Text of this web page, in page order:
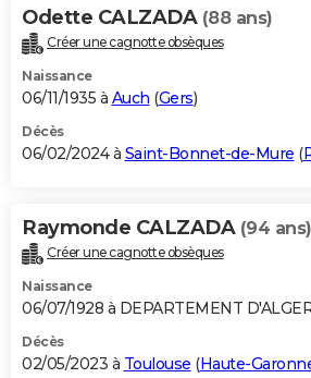
Odette CALZADA (88 ans)
Créer une cagnotte obsèques
Naissance
06/11/1935 à Auch (Gers)
Décès
06/02/2024 à Saint-Bonnet-de-Mure (
Raymonde CALZADA (94 ans)
Créer une cagnotte obsèques
Naissance
06/07/1928 à DEPARTEMENT
Décès
02/05/2023 à Toulouse (Haute-